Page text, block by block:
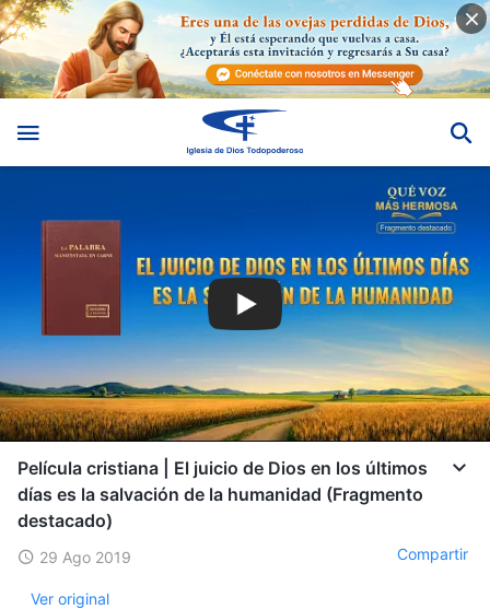
Película cristiana | El juicio de Dios en los últimos
días es la salvación de la humanidad (Fragmento
destacado)
29 Ago 2019 Compartir
Ver original